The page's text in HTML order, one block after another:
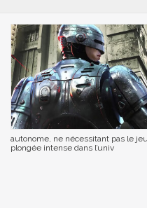
autonome, ne nécessitant pas le
plongée intense dans l’univ